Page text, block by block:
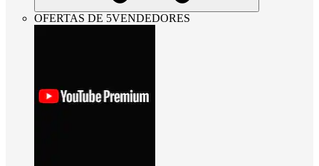
OFERTAS DE 5VENDEDORES